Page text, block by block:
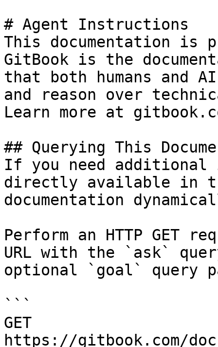
# Agent Instructions
This documentation is
GitBook is the
that both humans and
and reason over
Learn more at
## Querying This
If you need
directly available in
documentation
Perform an HTTP GET
URL with the `ask`
optional `goal` query
```
GET
https://gitbook.com/